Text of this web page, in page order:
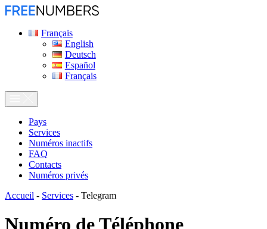
Français
English
Deutsch
Español
Français
Pays
Services
Numéros inactifs
FAQ
Contacts
Numéros privés
Accueil - Services - Telegram
Numéro de Téléphone